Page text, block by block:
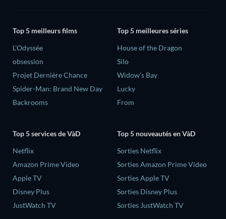
Top 5 meilleurs films
L'Odyssée
obsession
Projet Dernière Chance
Spider-Man: Brand New Day
Backrooms
Top 5 meilleures séries
House of the Dragon
Silo
Widow’s Bay
Lucky
From
Top 5 services de VàD
Netflix
Amazon Prime Video
Apple TV
Disney Plus
JustWatch TV
Top 5 nouveautés en VàD
Sorties Netflix
Sorties Amazon Prime Video
Sorties Apple TV
Sorties Disney Plus
Sorties JustWatch TV